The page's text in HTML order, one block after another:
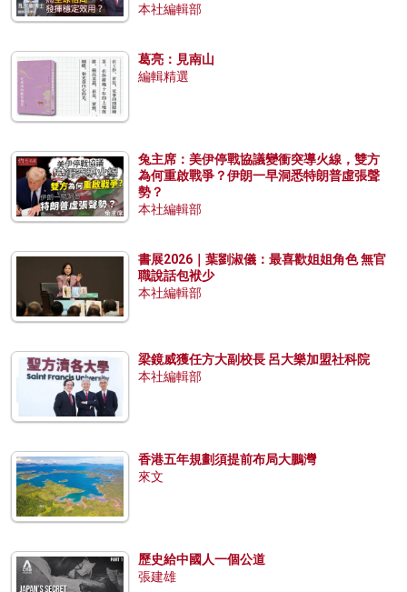
本社編輯部
葛亮：見南山
編輯精選
兔主席：美伊停戰協議變衝突導火線，雙方
為何重啟戰爭？伊朗一早洞悉特朗普虛張聲
勢？
本社編輯部
書展2026｜葉劉淑儀：最喜歡姐姐角色 無官
職說話包袱少
本社編輯部
梁鏡威獲任方大副校長 呂大樂加盟社科院
本社編輯部
香港五年規劃須提前布局大鵬灣
來文
歷史給中國人一個公道
張建雄